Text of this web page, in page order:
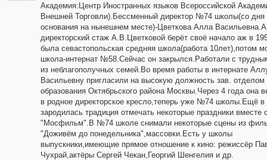
Академия:Центр Иностранных языков Всероссийской
Внешней Торговли).Бессменный директор №74 школы(со дня
основания на нынешнем месте)-Цветкова Алла Васильевна.А
директорский стаж А.В.Цветковой берёт своё начало аж в
была севастопольская средняя школа(работа 10лет),потом
школа-интернат №58.Сейчас он закрылся.Работали с
из неблагополучных семей.Во время работы в интернате
Васильевну пригласили на высокую должность зав. отделом
образования Октябрьского района Москвы.Через 4 года она
в родное директорское кресло,теперь уже №74 школы.Ещё в
зародилась традиция отмечать некоторые праздники вместе
"Мосфильм".В №74 школе снимали некоторые сцены из
"Доживём до понедельника",массовки.Есть у школы
выпускники,имеющие прямое отношение к кино: режиссёр
Чухрай,актёры Сергей Чекан,Георгий Шенгелия и др.